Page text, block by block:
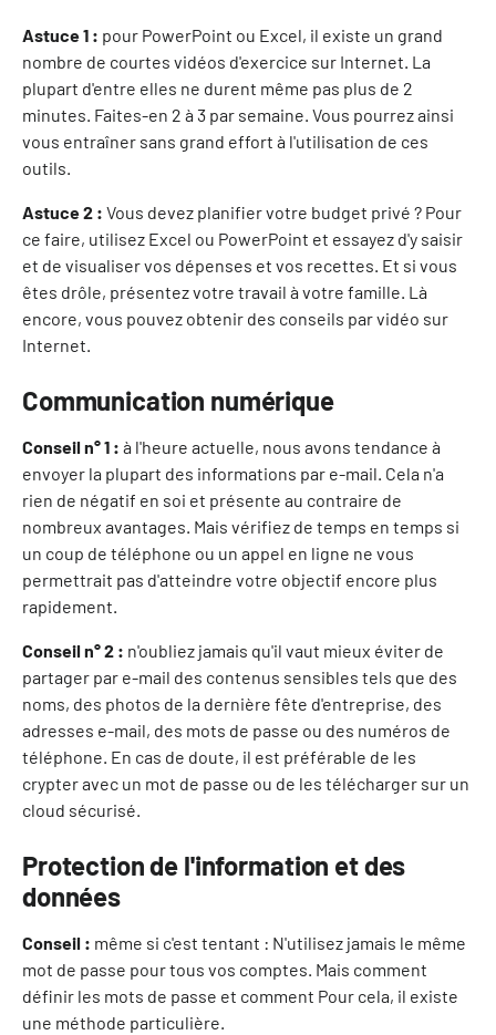
Astuce 1 : pour PowerPoint ou Excel, il existe un grand
nombre de courtes vidéos d'exercice sur Internet. La
plupart d'entre elles ne durent même pas plus de 2
minutes. Faites-en 2 à 3 par semaine. Vous pourrez ainsi
vous entraîner sans grand effort à l'utilisation de ces
outils.
Astuce 2 : Vous devez planifier votre budget privé ? Pour
ce faire, utilisez Excel ou PowerPoint et essayez d'y saisir
et de visualiser vos dépenses et vos recettes. Et si vous
êtes drôle, présentez votre travail à votre famille. Là
encore, vous pouvez obtenir des conseils par vidéo sur
Internet.
Communication numérique
Conseil n° 1 : à l'heure actuelle, nous avons tendance à
envoyer la plupart des informations par e-mail. Cela n'a
rien de négatif en soi et présente au contraire de
nombreux avantages. Mais vérifiez de temps en temps si
un coup de téléphone ou un appel en ligne ne vous
permettrait pas d'atteindre votre objectif encore plus
rapidement.
Conseil n° 2 : n'oubliez jamais qu'il vaut mieux éviter de
partager par e-mail des contenus sensibles tels que des
noms, des photos de la dernière fête d'entreprise, des
adresses e-mail, des mots de passe ou des numéros de
téléphone. En cas de doute, il est préférable de les
crypter avec un mot de passe ou de les télécharger sur un
cloud sécurisé.
Protection de l'information et des
données
Conseil : même si c'est tentant : N'utilisez jamais le même
mot de passe pour tous vos comptes. Mais comment
définir les mots de passe et comment Pour cela, il existe
une méthode particulière.